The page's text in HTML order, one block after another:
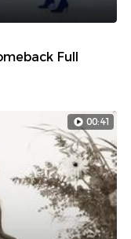
Full
00:41